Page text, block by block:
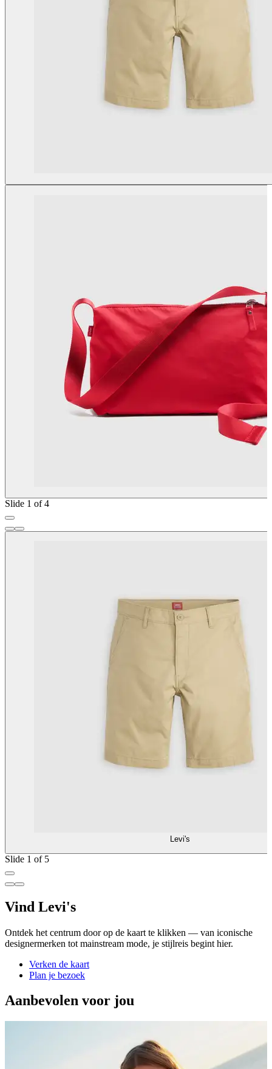
Slide 1 of 4
Levi's
Slide 1 of 5
Vind Levi's
Ontdek het centrum door op de kaart te klikken — van iconische
designermerken tot mainstream mode, je stijlreis begint hier.
Verken de kaart
Plan je bezoek
Aanbevolen voor jou